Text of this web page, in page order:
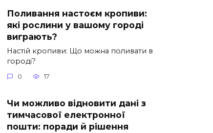
Поливання настоєм кропиви:
які рослини у вашому городі
виграють?
Настій кропиви: Що можна поливати в
городі?
0 17
Чи можливо відновити дані з
тимчасової електронної
пошти: поради й рішення